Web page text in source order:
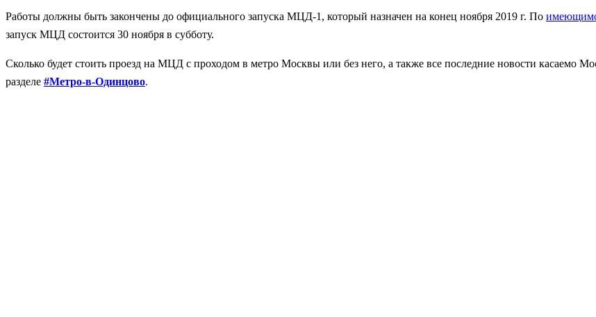
Работы должны быть закончены до официального запуска МЦД-1, который назначен на конец ноября 2019 г. По
запуск МЦД состоится 30 ноября в субботу.
Сколько будет стоить проезд на МЦД с проходом в метро Москвы или без него, а также все последние новости касаемо
разделе #Метро-в-Одинцово.